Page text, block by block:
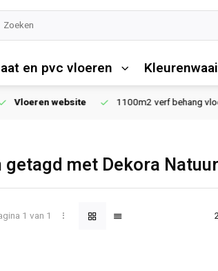
en pvc vloeren
verf behang vloeren Gratisverzending
met Dekora
1 van 1